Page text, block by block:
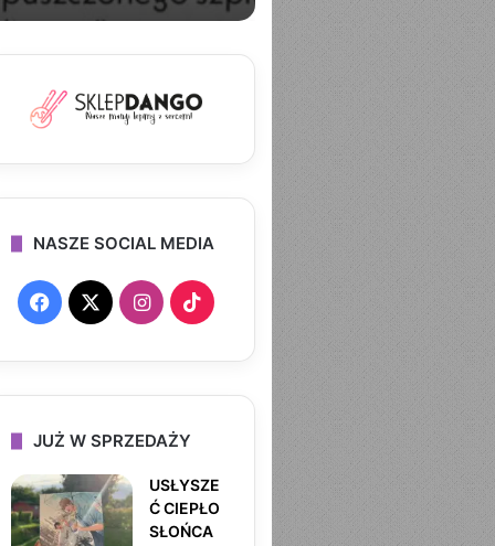
NASZE SOCIAL MEDIA
F
c
e
b
o
X
I
s
t
a
g
T
k
o
k
JUŻ W SPRZEDAŻY
USŁYSZE
Ć CIEPŁO
SŁOŃCA